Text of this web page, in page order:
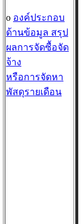
o องค์ประกอบ
ด้านข้อมูล สรุป
ผลการจัดซื้อจัด
จ้าง
หรือการจัดหา
พัสดุรายเดือน